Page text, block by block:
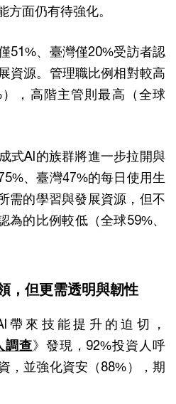
方面仍有待強化。
51%、臺灣僅20%受訪者認
資源。管理職比例相對較高
），高階主管則最高（全球
式AI的族群將進一步拉開與
、臺灣47%的每日使用生
需的學習與發展資源，但不
為的比例較低（全球59%、
，但更需透明與韌性
帶來技能提升的迫切，
調查》發現，92%投資人呼
，並強化資安（88%），期